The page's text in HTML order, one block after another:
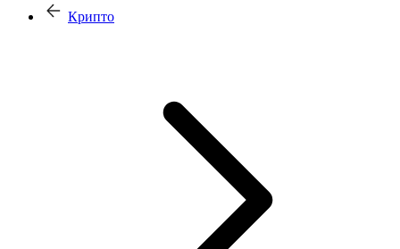
Крипто